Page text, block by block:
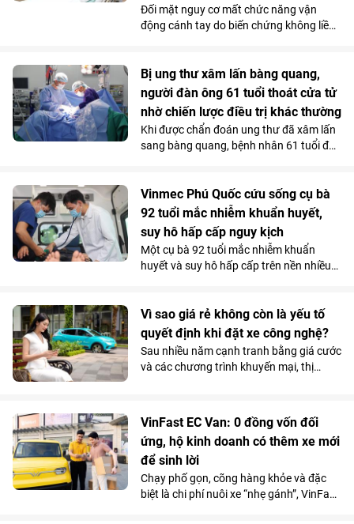
Đối mặt nguy cơ mất chức năng vận
động cánh tay do biến chứng không liền
người Anh đã được điều trị thành công
bằng kỹ thuật thay khớp vai đảo ngược
(Reverse Shoulder Arthroplasty) - kỹ
thuật lần đầu tiên được triển khai tại
Bệnh viện Đa khoa Quốc tế Vinmec Hải
Phòng.
Bị ung thư xâm lấn bàng quang,
người đàn ông 61 tuổi thoát cửa tử
nhờ chiến lược điều trị khác thường
Khi được chẩn đoán ung thư đã xâm lấn
sang bàng quang, bệnh nhân 61 tuổi đã
chọn phẫu thuật ngay mà quyết định
điều trị theo một hướng hoàn toàn khác.
Và chính quyết định tưởng chừng trái
ngược ấy lại trở thành bước ngoặt giúp
người bệnh vượt qua “cửa tử”.
Vinmec Phú Quốc cứu sống cụ bà
92 tuổi mắc nhiễm khuẩn huyết,
suy hô hấp cấp nguy kịch
Một cụ bà 92 tuổi mắc nhiễm khuẩn
huyết và suy hô hấp cấp trên nền nhiều
lược hồi sức cá thể hóa, hạn chế tối đa
các can thiệp xâm lấn nguy hiểm.
Vì sao giá rẻ không còn là yếu tố
quyết định khi đặt xe công nghệ?
Sau nhiều năm cạnh tranh bằng giá cước
và các chương trình khuyến mại, thị
lệch giá giữa các nền tảng ngày càng thu
hẹp, người dùng có xu hướng quan tâm
nhiều hơn đến những yếu tố như thời
gian xe đón, chất lượng phương tiện hay
sự ổn định của dịch vụ.
VinFast EC Van: 0 đồng vốn đối
ứng, hộ kinh doanh có thêm xe mới
để sinh lời
Chạy phố gọn, cõng hàng khỏe và đặc
biệt là chi phí nuôi xe “nhẹ gánh”, VinFast